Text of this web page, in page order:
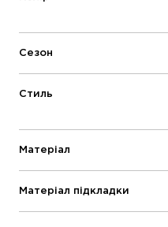
Сезон
Стиль
Матеріал
Матеріал підкладки